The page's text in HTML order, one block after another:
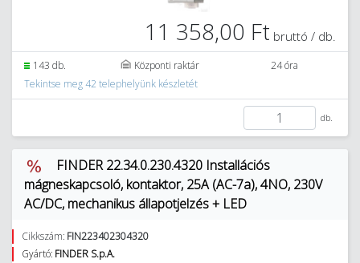
11 358,00 Ft bruttó / db.
143 db. Központi raktár
24 óra
Tekintse meg 42 telephelyünk készletét
db.
FINDER 22.34.0.230.4320 Installációs
mágneskapcsoló, kontaktor, 25A (AC-7a), 4NO, 230V
AC/DC, mechanikus állapotjelzés + LED
Cikkszám: FIN223402304320
Gyártó: FINDER S.p.A.